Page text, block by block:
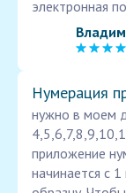
электронная
Нумерация
нужно в моем
приложение
начинается с